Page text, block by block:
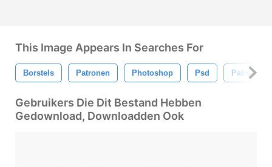
This Image Appears In Searches For
Borstels Patronen Photoshop Psd Patroon
Gebruikers Die Dit Bestand Hebben
Gedownload, Downloadden Ook